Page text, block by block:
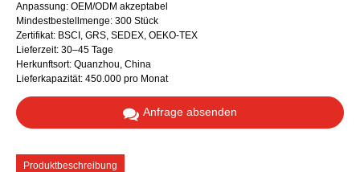
Anpassung: OEM/ODM akzeptabel
Mindestbestellmenge: 300 Stück
Zertifikat: BSCI, GRS, SEDEX, OEKO-TEX
Lieferzeit: 30–45 Tage
Herkunftsort: Quanzhou, China
Lieferkapazität: 450.000 pro Monat
Anfrage absenden
Produktbeschreibung